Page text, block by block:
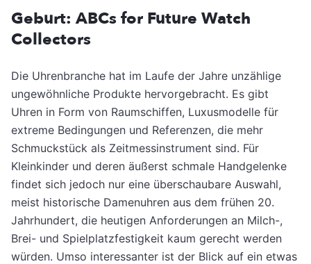
Geburt: ABCs for Future Watch
Collectors
Die Uhrenbranche hat im Laufe der Jahre unzählige
ungewöhnliche Produkte hervorgebracht. Es gibt
Uhren in Form von Raumschiffen, Luxusmodelle für
extreme Bedingungen und Referenzen, die mehr
Schmuckstück als Zeitmessinstrument sind. Für
Kleinkinder und deren äußerst schmale Handgelenke
findet sich jedoch nur eine überschaubare Auswahl,
meist historische Damenuhren aus dem frühen 20.
Jahrhundert, die heutigen Anforderungen an Milch-,
Brei- und Spielplatzfestigkeit kaum gerecht werden
würden. Umso interessanter ist der Blick auf ein etwas